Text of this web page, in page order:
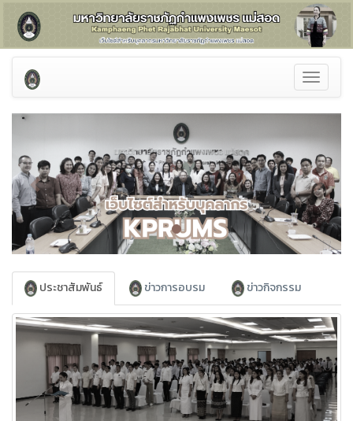
Toggle
ประชาสัมพันธ์ ข่าวการอบรม ข่าวกิจกรรม